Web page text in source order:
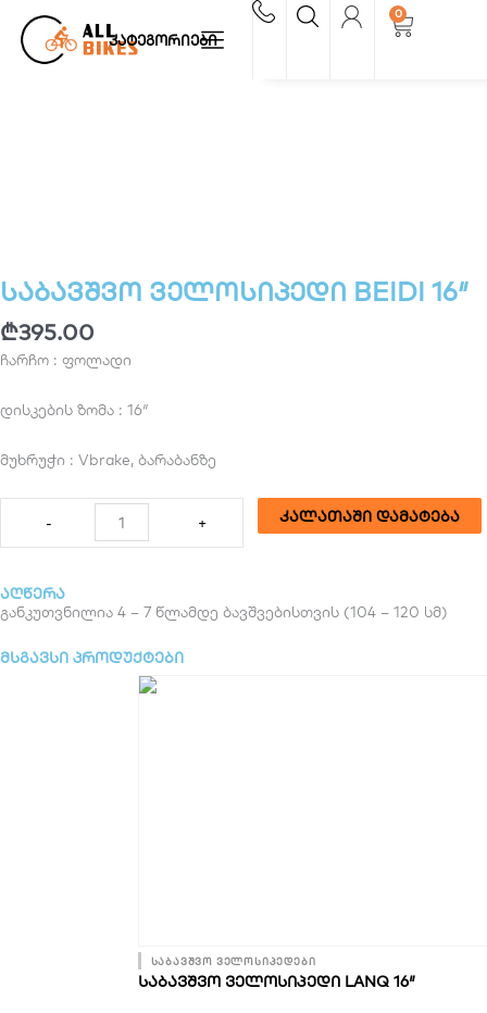
content
კატეგორიები
0
Cart
საბავშვო ველოსიპედი BEIDI 16″
₾395.00
ჩარჩო : ფოლადი
დისკების ზომა : 16″
მუხრუჭი : Vbrake, ბარაბანზე
-
რაოდენობა:
საბავშვო
+ კალათაში დამატება
აღწერა
განკუთვნილია 4 – 7 წლამდე ბავშვებისთვის (104 – 120 სმ)
მსგავსი პროდუქტები
საბავშვო ველოსიპედები
ᲡᲐᲑᲐᲕᲨᲕᲝ ᲕᲔᲚᲝᲡᲘᲞᲔᲓᲘ LANQ 16″